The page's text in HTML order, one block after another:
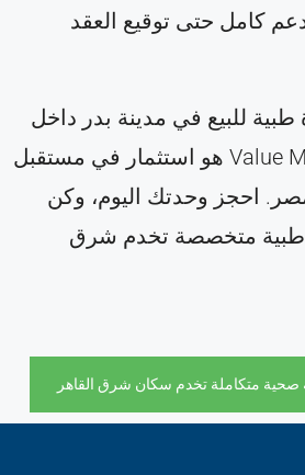
كامل حتى توقيع العقد
طبية للبيع في مدينة بدر داخل
مشروع Value Medical City هو استثمار في مستقبل
احجز وحدتك اليوم، وكن
طبية متخصصة تخدم شرق
متكاملة تخدم سكان شرق القاهر